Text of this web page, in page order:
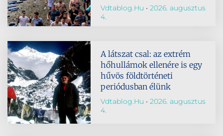
Vdtablog.hu
2026. augusztus
4.
A látszat csal: az extrém
hőhullámok ellenére is egy
hűvös földtörténeti
periódusban élünk
Vdtablog.hu
2026. augusztus
4.